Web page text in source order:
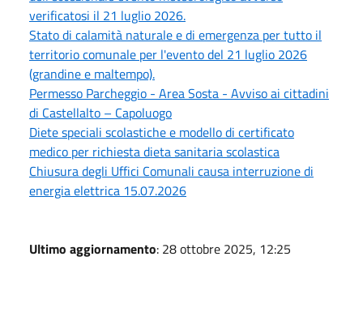
verificatosi il 21 luglio 2026.
Stato di calamità naturale e di emergenza per tutto il
territorio comunale per l'evento del 21 luglio 2026
(grandine e maltempo).
Permesso Parcheggio - Area Sosta - Avviso ai cittadini
di Castellalto – Capoluogo
Diete speciali scolastiche e modello di certificato
medico per richiesta dieta sanitaria scolastica
Chiusura degli Uffici Comunali causa interruzione di
energia elettrica 15.07.2026
Ultimo aggiornamento: 28 ottobre 2025, 12:25